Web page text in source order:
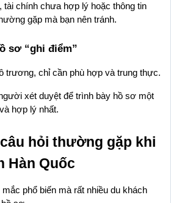
tài chính chưa hợp lý hoặc thông tin
gặp mà bạn nên tránh.
sơ “ghi điểm”
trương, chỉ cần phù hợp và trung thực.
xét duyệt để trình bày hồ sơ một
hợp lý nhất.
hỏi thường gặp khi
Hàn Quốc
phổ biến mà rất nhiều du khách